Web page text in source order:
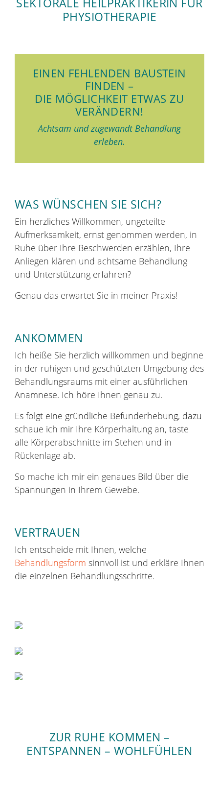
PHYSIOTHERAPIE
EINEN FEHLENDEN BAUSTEIN
FINDEN –
DIE MÖGLICHKEIT ETWAS ZU
VERÄNDERN!
Achtsam und zugewandt Behandlung
erleben.
WAS WÜNSCHEN SIE SICH?
Ein herzliches Willkommen, ungeteilte
Aufmerksamkeit, ernst genommen werden, in
Ruhe über Ihre Beschwerden erzählen, Ihre
Anliegen klären und achtsame Behandlung
und Unterstützung erfahren?
Genau das erwartet Sie in meiner Praxis!
ANKOMMEN
Ich heiße Sie herzlich willkommen und beginne
in der ruhigen und geschützten Umgebung des
Behandlungsraums mit einer ausführlichen
Anamnese. Ich höre Ihnen genau zu.
Es folgt eine gründliche Befunderhebung, dazu
schaue ich mir Ihre Körperhaltung an, taste
alle Körperabschnitte im Stehen und in
Rückenlage ab.
So mache ich mir ein genaues Bild über die
Spannungen in Ihrem Gewebe.
VERTRAUEN
Ich entscheide mit Ihnen, welche
Behandlungsform sinnvoll ist und erkläre Ihnen
die einzelnen Behandlungsschritte.
ZUR RUHE KOMMEN –
ENTSPANNEN – WOHLFÜHLEN